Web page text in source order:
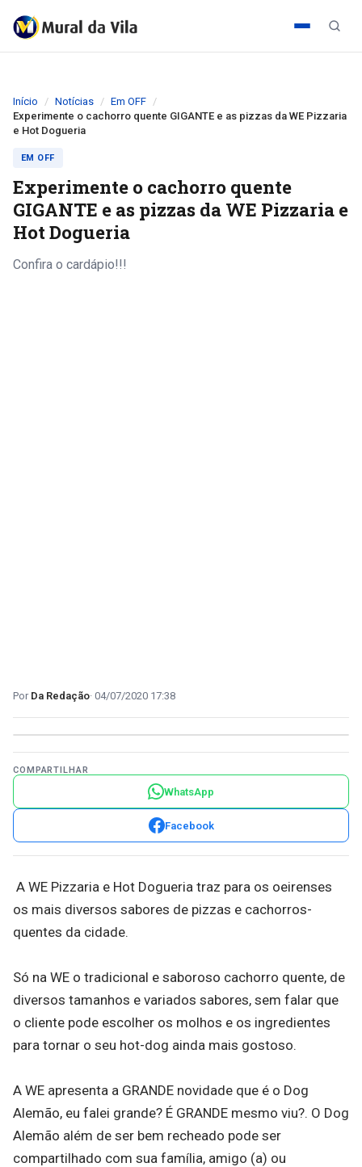
Início Notícias
Em OFF
Experimente o cachorro quente GIGANTE e as pizzas da WE Pizzaria
e Hot Dogueria
EM OFF
Experimente o cachorro quente
GIGANTE e as pizzas da WE Pizzaria e
Hot Dogueria
Confira o cardápio!!!
Da Redação 04/07/2020 17:38
COMPARTILHAR
WhatsApp
Facebook
A WE Pizzaria e Hot Dogueria traz para os oeirenses
os mais diversos sabores de pizzas e cachorros-
quentes da cidade.
Só na WE o tradicional e saboroso cachorro quente, de
diversos tamanhos e variados sabores, sem falar que
o cliente pode escolher os molhos e os ingredientes
para tornar o seu hot-dog ainda mais gostoso.
A WE apresenta a GRANDE novidade que é o Dog
Alemão, eu falei grande? É GRANDE mesmo viu?. O Dog
Alemão além de ser bem recheado pode ser
compartilhado com sua família, amigo (a) ou